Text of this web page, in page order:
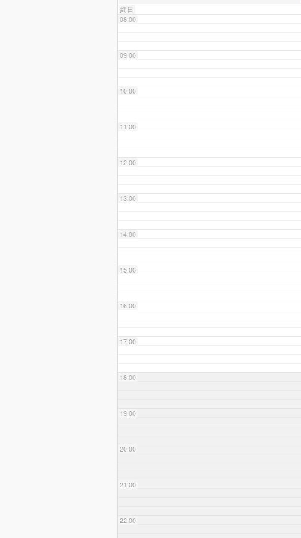
終日
08:00
09:00
10:00
11:00
12:00
13:00
14:00
15:00
16:00
17:00
18:00
19:00
20:00
21:00
22:00